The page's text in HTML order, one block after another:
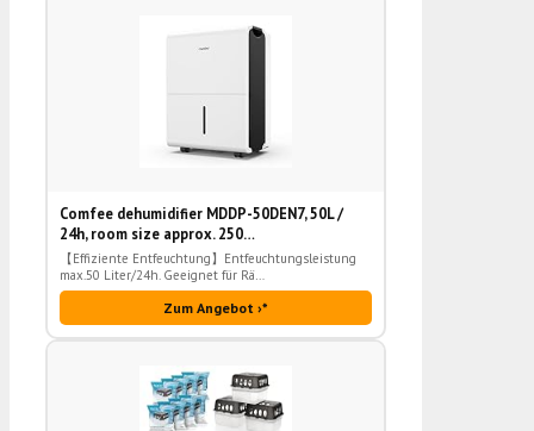
Comfee dehumidifier MDDP-50DEN7, 50L /
24h, room size approx. 250…
【Effiziente Entfeuchtung】Entfeuchtungsleistung
max.50 Liter/24h. Geeignet für Rä…
Zum Angebot ›*